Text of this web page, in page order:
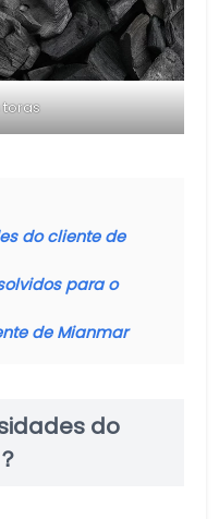
do cliente de
para o
de Mianmar
do